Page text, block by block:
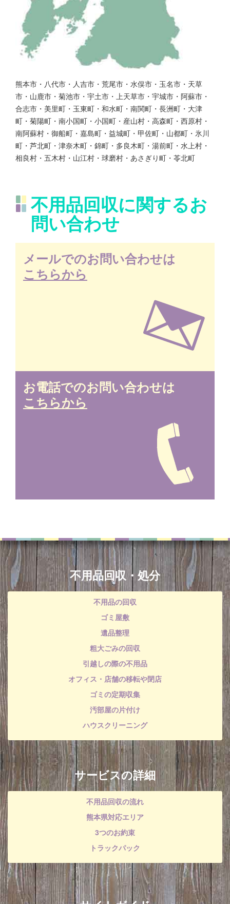
熊本市・八代市・人吉市・荒尾市・水俣市・玉名市・天草
市・山鹿市・菊池市・宇土市・上天草市・宇城市・阿蘇市・
合志市・美里町・玉東町・和水町・南関町・長洲町・大津
町・菊陽町・南小国町・小国町・産山村・高森町・西原村・
南阿蘇村・御船町・嘉島町・益城町・甲佐町・山都町・氷川
町・芦北町・津奈木町・錦町・多良木町・湯前町・水上村・
相良村・五木村・山江村・球磨村・あさぎり町・苓北町
不用品回収に関するお
問い合わせ
メールでのお問い合わせは
こちらから
お電話でのお問い合わせは
こちらから
不用品回収・処分
不用品の回収
ゴミ屋敷
遺品整理
粗大ごみの回収
引越しの際の不用品
オフィス・店舗の移転や閉店
ゴミの定期収集
汚部屋の片付け
ハウスクリーニング
サービスの詳細
不用品回収の流れ
熊本県対応エリア
3つのお約束
トラックパック